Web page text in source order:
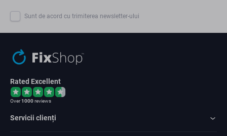
Sunt de acord cu trimiterea newsletter-ului
Rated Excellent
Over1000reviews
Servicii clienți